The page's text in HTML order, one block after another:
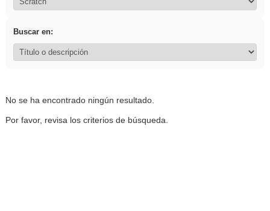
Buscar en:
No se ha encontrado ningún resultado.
Por favor, revisa los criterios de búsqueda.